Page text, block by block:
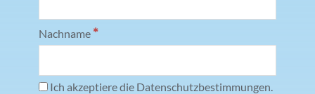
Nachname *
Ich akzeptiere die Datenschutzbestimmungen.